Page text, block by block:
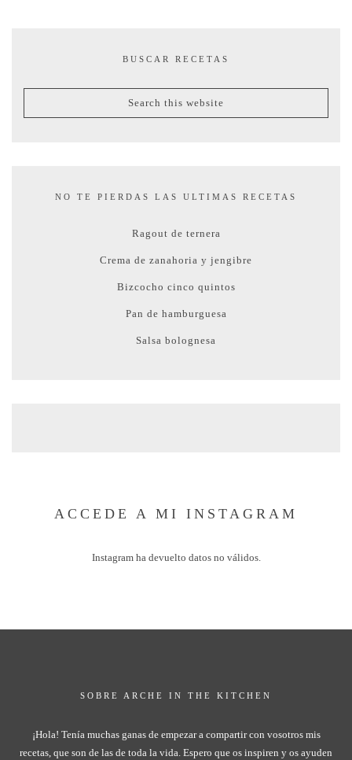
BUSCAR RECETAS
NO TE PIERDAS LAS ULTIMAS RECETAS
Ragout de ternera
Crema de zanahoria y jengibre
Bizcocho cinco quintos
Pan de hamburguesa
Salsa bolognesa
ACCEDE A MI INSTAGRAM
Instagram ha devuelto datos no válidos.
SOBRE ARCHE IN THE KITCHEN
¡Hola! Tenía muchas ganas de empezar a compartir con vosotros mis
recetas, que son de las de toda la vida. Espero que os inspiren y os ayuden